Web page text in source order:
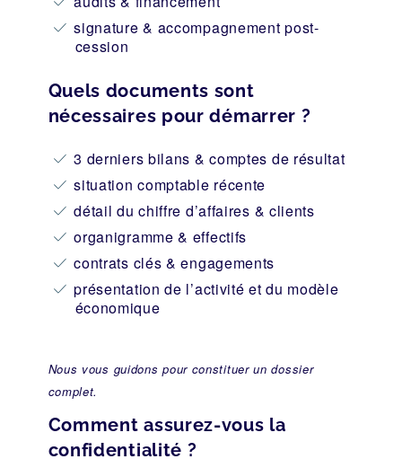
signature & accompagnement post-
cession
Quels documents sont
nécessaires pour démarrer ?
3 derniers bilans & comptes de résultat
situation comptable récente
détail du chiffre d’affaires & clients
organigramme & effectifs
contrats clés & engagements
présentation de l’activité et du modèle
économique
Nous vous guidons pour constituer un dossier
complet.
Comment assurez-vous la
confidentialité ?